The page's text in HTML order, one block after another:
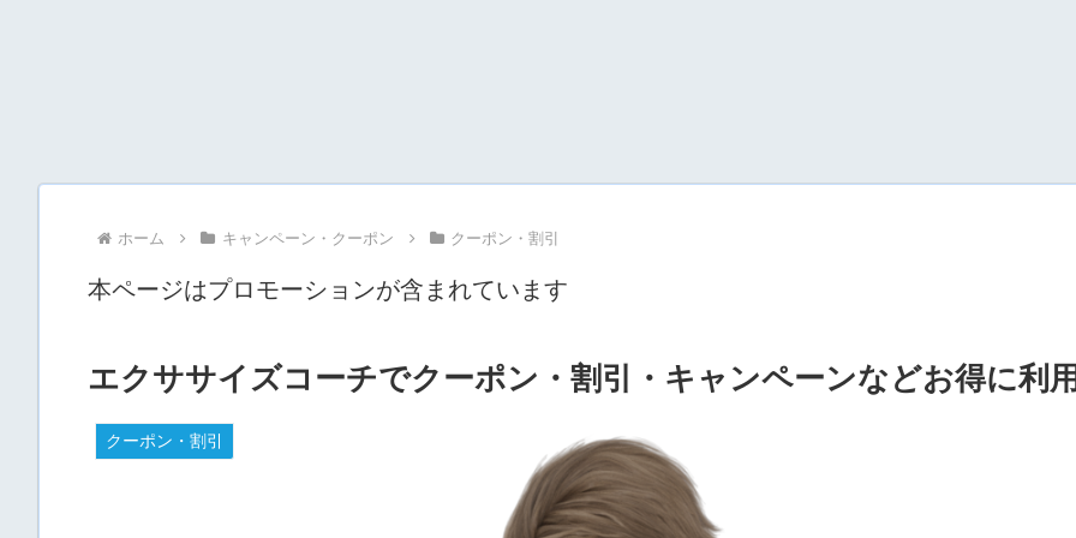
ホーム キャンペーン・クーポン クーポン・割引
本ページはプロモーションが含まれています
エクササイズコーチでクーポン・割引・キャンペーンなどお得に利
クーポン・割引